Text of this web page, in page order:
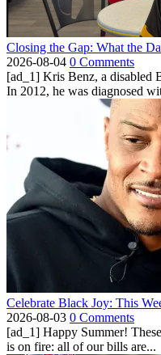
Closing the Gap: What the
2026-08-04 0 Comments
[ad_1] Kris Benz, a disabled
In 2012, he was diagnosed
Celebrate Black Joy: This
2026-08-03 0 Comments
[ad_1] Happy Summer!
is on fire: all of our bills are...